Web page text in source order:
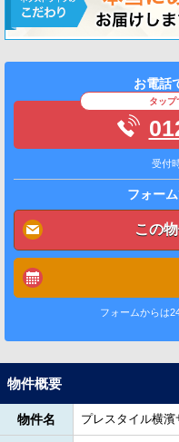
お電話
タップ
受付
フォー
この
フォームからは
物件概要
物件名 プレスタイル横濱